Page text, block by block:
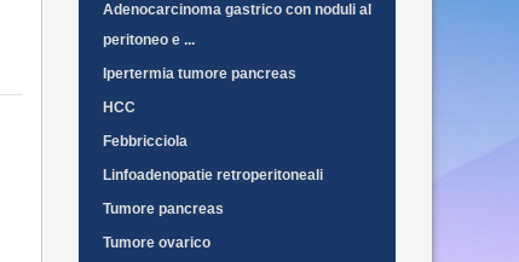
Adenocarcinoma gastrico con noduli al
peritoneo e ...
Ipertermia tumore pancreas
HCC
Febbricciola
Linfoadenopatie retroperitoneali
Tumore pancreas
Tumore ovarico